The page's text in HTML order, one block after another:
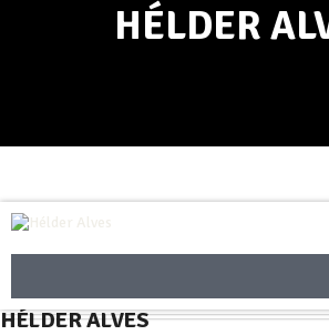
HÉLDER
HÉLDER ALVES